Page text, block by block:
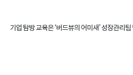
기업 탐방 교육은 ‘버드뷰의 어미새’ 성장관리